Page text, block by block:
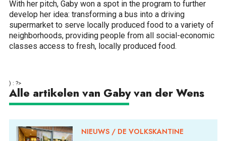
OVER
FOOD PIONEERS
With her pitch, Gaby won a spot in the program to further
develop her idea: transforming a bus into a driving
supermarket to serve locally produced food to a variety of
neighborhoods, providing people from all social-economic
classes access to fresh, locally produced food.
) : ?>
Alle artikelen van Gaby van der Wens
NIEUWS DE VOLKSKANTINE